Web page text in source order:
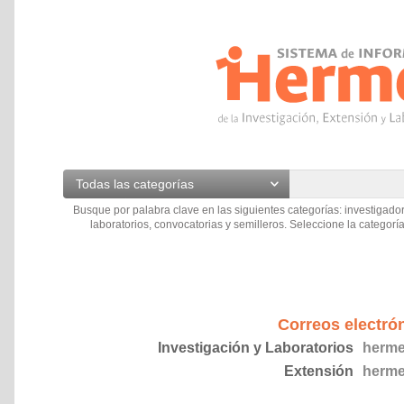
Todas las categorías
Busque por palabra clave en las siguientes categorías:
laboratorios, convocatorias y semilleros. Seleccione la
Correos
Investigación y Laboratorios
Extensión